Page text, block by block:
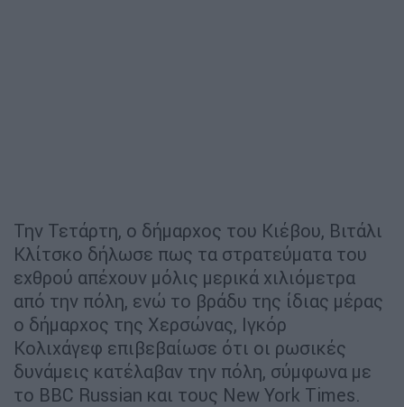
Την Τετάρτη, ο δήμαρχος του Κιέβου, Βιτάλι
Κλίτσκο δήλωσε πως τα στρατεύματα του
εχθρού απέχουν μόλις μερικά χιλιόμετρα
από την πόλη, ενώ το βράδυ της ίδιας μέρας
ο δήμαρχος της Χερσώνας, Ιγκόρ
Κολιχάγεφ επιβεβαίωσε ότι οι ρωσικές
δυνάμεις κατέλαβαν την πόλη, σύμφωνα με
το BBC Russian και τους New York Times.